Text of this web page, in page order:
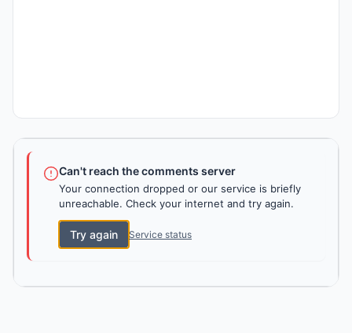
Can't reach the comments server
Your connection dropped or our service is briefly
unreachable. Check your internet and try again.
Try again Service status